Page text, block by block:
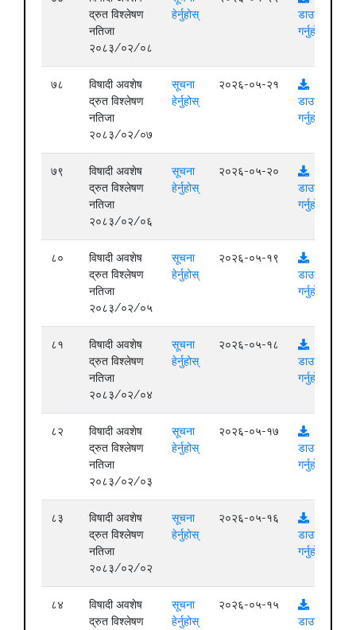
द्रुत विश्लेषण
नतिजा
२०८३/०२/०८
हेर्नुहोस्
डाउनलोड
गर्नुहोस्
७८
विषादी अवशेष
द्रुत विश्लेषण
नतिजा
२०८३/०२/०७
सूचना
हेर्नुहोस्
२०२६-०५-२१
डाउनलोड
गर्नुहोस्
७९
विषादी अवशेष
द्रुत विश्लेषण
नतिजा
२०८३/०२/०६
सूचना
हेर्नुहोस्
२०२६-०५-२०
डाउनलोड
गर्नुहोस्
८०
विषादी अवशेष
द्रुत विश्लेषण
नतिजा
२०८३/०२/०५
सूचना
हेर्नुहोस्
२०२६-०५-१९
डाउनलोड
गर्नुहोस्
८१
विषादी अवशेष
द्रुत विश्लेषण
नतिजा
२०८३/०२/०४
सूचना
हेर्नुहोस्
२०२६-०५-१८
डाउनलोड
गर्नुहोस्
८२
विषादी अवशेष
द्रुत विश्लेषण
नतिजा
२०८३/०२/०३
सूचना
हेर्नुहोस्
२०२६-०५-१७
डाउनलोड
गर्नुहोस्
८३
विषादी अवशेष
द्रुत विश्लेषण
नतिजा
२०८३/०२/०२
सूचना
हेर्नुहोस्
२०२६-०५-१६
डाउनलोड
गर्नुहोस्
८४
विषादी अवशेष
द्रुत विश्लेषण
सूचना
हेर्नुहोस्
२०२६-०५-१५
डाउनलोड